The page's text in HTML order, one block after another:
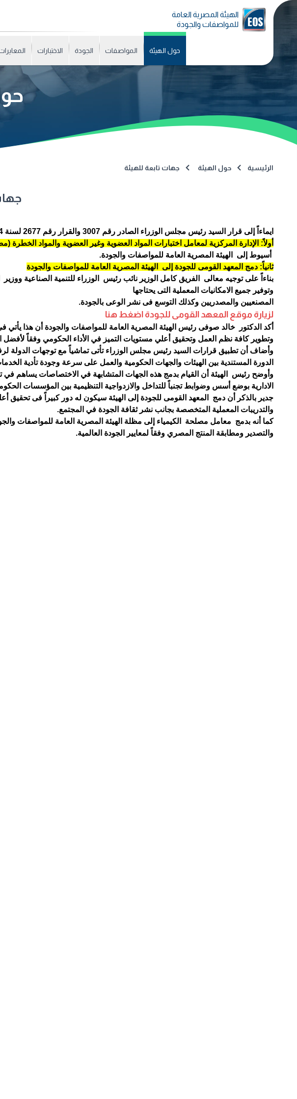
الهيئة المصرية العامة
للمواصفات والجودة
حول الهيئة المواصفات الجودة الاختبارات
الرئيسية حول الهيئة جهات تابعة للهيئة
ايماءاً إلى قرار السيد رئيس مجلس الوزراء الصادر رقم 3007 والقرار رقم 2677 لسنة 2024 بدمج كل من
أولاً: الإدارة المركزية لمعامل اختبارات المواد العضوية وغير العضوية والمواد الخطرة
أسيوط إلى الهيئة المصرية العامة للمواصفات والجودة.
ثانياً: دمج المعهد القومى للجودة إلى الهيئة المصرية العامة للمواصفات والجودة
بناءاً على توجيه معالى الفريق كامل الوزير نائب رئيس الوزراء للتنمية الصناعية
وتوفير جميع الامكانيات المعملية التى يحتاجها
المصنعيين والمصدريين وكذلك التوسع فى نشر الوعى بالجودة.
لزيارة موقع المعهد القومى للجودة اضغط هنا
وتطوير كافة نظم العمل وتحقيق أعلي مستويات التميز في الأداء الحكومي وفقاً لأفضل
وأضاف أن تطبيق قرارات السيد رئيس مجلس الوزراء تأتى تماشياً مع توجهات الدولة
الدورة المستندية بين الهيئات والجهات الحكومية والعمل على سرعة وجودة تأدية
وأوضح رئيس الهيئة أن القيام بدمج هذه الجهات المتشابهة في الاختصاصات يساهم في
الادارية بوضع أسس وضوابط تجنباً للتداخل والازدواجية التنظيمية بين المؤسسات
جدير بالذكر أن دمج المعهد القومى للجودة إلى الهيئة سيكون له دور كبيراً فى تحقيق
والتدريبات المعملية المتخصصة بجانب نشر ثقافة الجودة في المجتمع.
كما أنه بدمج معامل مصلحة الكيمياء إلى مظلة الهيئة المصرية العامة للمواصفات
والتصدير ومطابقة المنتج المصري وفقاً لمعايير الجودة العالمية.